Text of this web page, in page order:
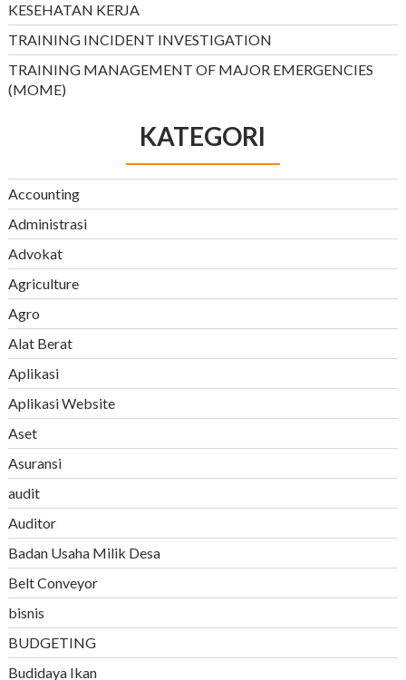
KESEHATAN KERJA
TRAINING INCIDENT INVESTIGATION
TRAINING MANAGEMENT OF MAJOR EMERGENCIES
(MOME)
KATEGORI
Accounting
Administrasi
Advokat
Agriculture
Agro
Alat Berat
Aplikasi
Aplikasi Website
Aset
Asuransi
audit
Auditor
Badan Usaha Milik Desa
Belt Conveyor
bisnis
BUDGETING
Budidaya Ikan